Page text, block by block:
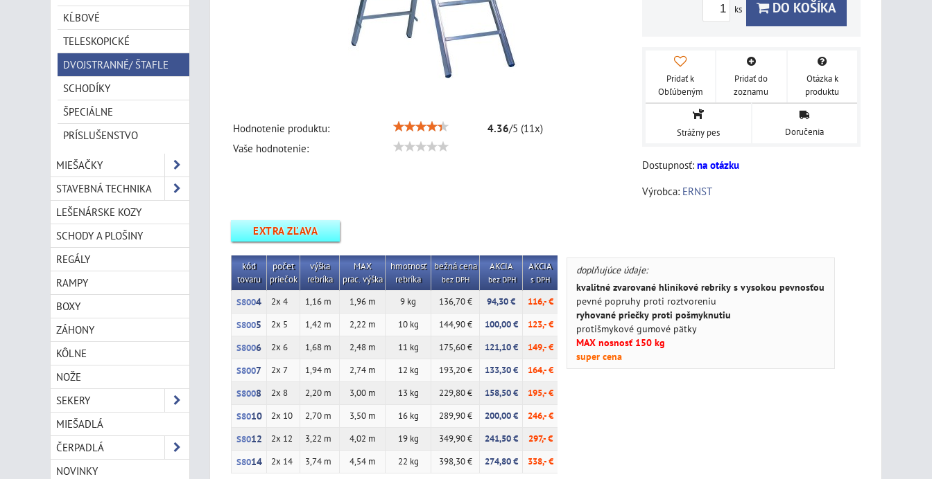
Hodnotenie produktu: 4.36/5 (11x)
Vaše hodnotenie:
ks DO KOŠÍKA
Pridať k
Obľúbeným
Pridať do
zoznamu
Otázka k
produktu
Strážny pes Doručenia
Dostupnosť: na otázku
Výrobca: ERNST
EXTRA ZĽAVA
kód
tovaru
počet
priečok
výška
rebríka
MAX
prac. výška
hmotnosť
rebríka
bežná cena
bez DPH
AKCIA
bez DPH
AKCIA
s DPH
S8004 2x 4 1,16 m 1,96 m 9 kg 136,70 € 94,30 € 116,- €
S8005 2x 5 1,42 m 2,22 m 10 kg 144,90 € 100,00 € 123,- €
S8006 2x 6 1,68 m 2,48 m 11 kg 175,60 € 121,10 € 149,- €
S8007 2x 7 1,94 m 2,74 m 12 kg 193,20 € 133,30 € 164,- €
S8008 2x 8 2,20 m 3,00 m 13 kg 229,80 € 158,50 € 195,- €
S8010 2x 10 2,70 m 3,50 m 16 kg 289,90 € 200,00 € 246,- €
S8012 2x 12 3,22 m 4,02 m 19 kg 349,90 € 241,50 € 297,- €
S8014 2x 14 3,74 m 4,54 m 22 kg 398,30 € 274,80 € 338,- €
doplňujúce údaje:
kvalitné zvarované hliníkové rebríky s vysokou pevnosťou
pevné popruhy proti roztvoreniu
ryhované priečky proti pošmyknutiu
protišmykové gumové pätky
MAX nosnosť 150 kg
super cena
KĹBOVÉ
TELESKOPICKÉ
DVOJSTRANNÉ/ ŠTAFLE
SCHODÍKY
ŠPECIÁLNE
PRÍSLUŠENSTVO
MIEŠAČKY
STAVEBNÁ TECHNIKA
LEŠENÁRSKE KOZY
SCHODY A PLOŠINY
REGÁLY
RAMPY
BOXY
ZÁHONY
KÔLNE
NOŽE
SEKERY
MIEŠADLÁ
ČERPADLÁ
NOVINKY